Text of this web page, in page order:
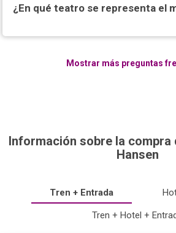
¿En qué teatro se representa el
Mostrar más preguntas
Información sobre la compra
Hansen
Tren + Entrada
Tren + Hotel +